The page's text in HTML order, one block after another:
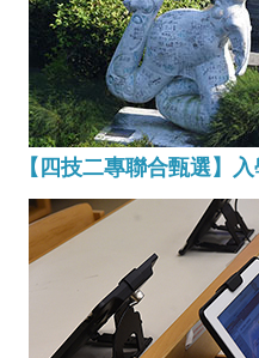
【四技二專聯合甄選】